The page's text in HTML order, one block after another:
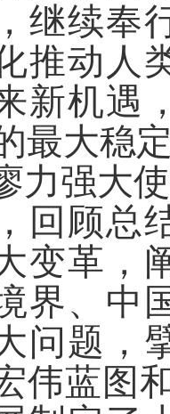
继续奉
推动人
新机遇
最大稳定
力强大
回顾总
变革，
界、中
问题，
伟蓝图